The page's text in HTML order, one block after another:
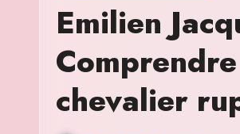
Emilien
chevalier